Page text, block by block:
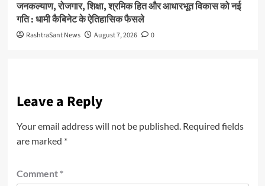
जनकल्याण, रोजगार, शिक्षा, श्रमिक हित और आधारभूत विकास को नई
गति : धामी कैबिनेट के ऐतिहासिक फैसले
RashtraSant News August 7, 2026 0
Leave a Reply
Your email address will not be published. Required fields
are marked *
Comment *